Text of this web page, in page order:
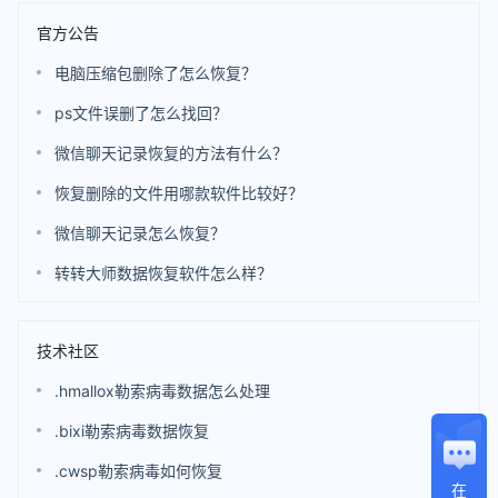
官方公告
电脑压缩包删除了怎么恢复？
ps文件误删了怎么找回？
微信聊天记录恢复的方法有什么？
恢复删除的文件用哪款软件比较好？
微信聊天记录怎么恢复？
转转大师数据恢复软件怎么样？
技术社区
.hmallox勒索病毒数据怎么处理
.bixi勒索病毒数据恢复
.cwsp勒索病毒如何恢复
在